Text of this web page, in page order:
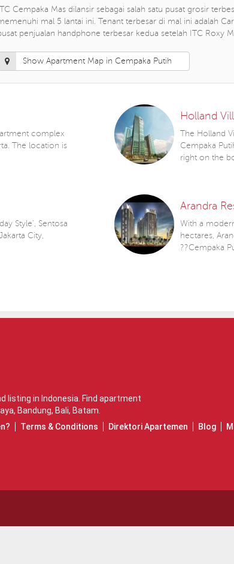
ITC Cempaka Mas dilansir sebagai salah satu pusat grosir
mal 5 lantai ini. Tenant terbesar di mal ini adalah
penjualan handphone terbesar kedua setelah ITC Roxy
Show Apartment Map in Cempaka Putih
complex
The location is
Holland
The Holland
Cempaka
right on the
Style', Sentosa
City,
Arandra
With a
hectares,
??Cempaka
listing in Indonesia. Find apartment
, Bandung, Bali, Batam
Terms & Conditions Direktori Apartemen Blog